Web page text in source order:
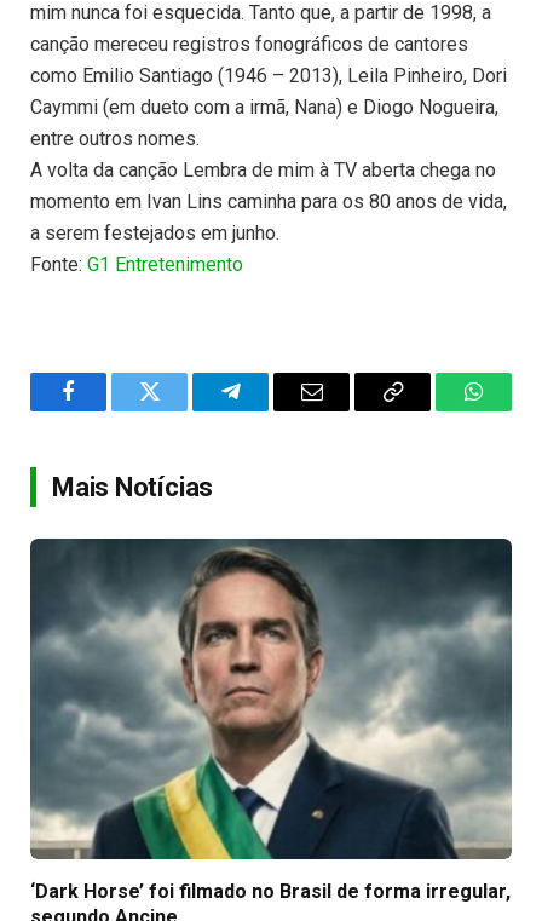
mim nunca foi esquecida. Tanto que, a partir de 1998, a
canção mereceu registros fonográficos de cantores
como Emilio Santiago (1946 – 2013), Leila Pinheiro, Dori
Caymmi (em dueto com a irmã, Nana) e Diogo Nogueira,
entre outros nomes.
A volta da canção Lembra de mim à TV aberta chega no
momento em Ivan Lins caminha para os 80 anos de vida,
a serem festejados em junho.
Fonte: G1 Entretenimento
FacebookTwitter TelegramEmail
Copy
Mais Notícias
‘Dark Horse’ foi filmado no Brasil de forma irregular,